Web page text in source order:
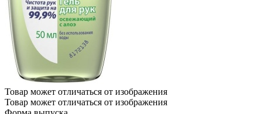
Товар может отличаться от изображения
Товар может отличаться от изображения